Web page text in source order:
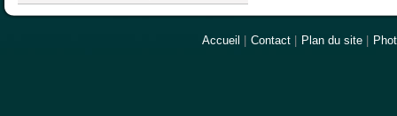
Accueil Contact Plan du site